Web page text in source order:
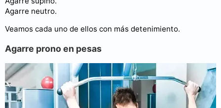
Agarre neutro.
Veamos cada uno de ellos con más detenimiento.
Agarre prono en pesas